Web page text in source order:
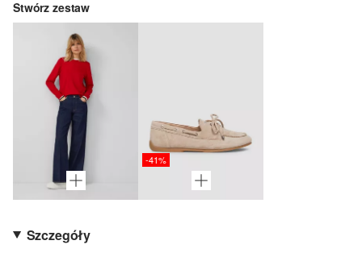
Stwórz zestaw
-41%
Szczegóły